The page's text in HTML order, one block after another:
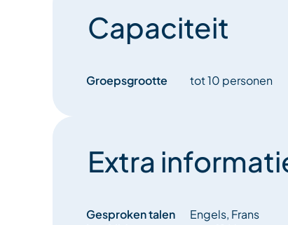
Capaciteit
Groepsgrootte tot 10 personen
Extra
Gesproken talen
Engels, Frans